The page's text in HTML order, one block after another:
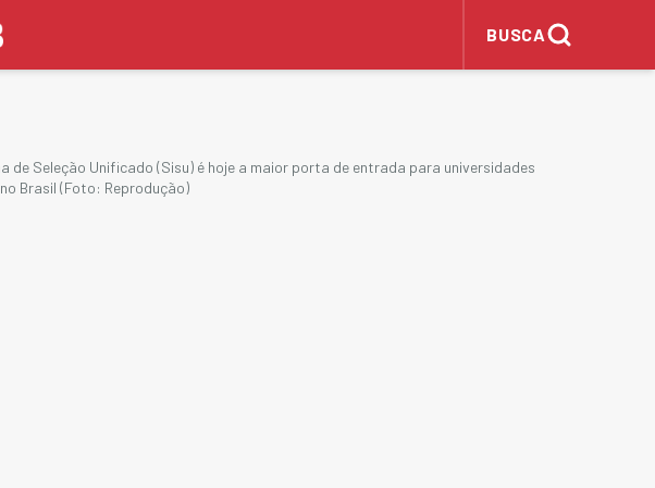
BUSCA
de Seleção Unificado (Sisu) é hoje a maior porta de entrada para universidades
Brasil (Foto: Reprodução)